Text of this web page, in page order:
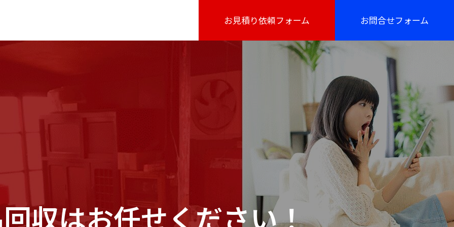
お見積り依頼フォーム お問合せフォーム
収はお任せください！